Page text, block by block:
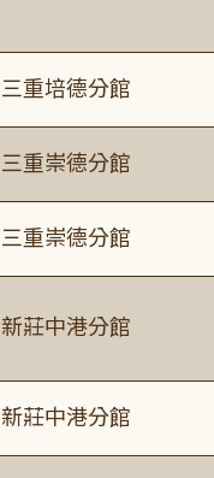
三重培德分館
三重崇德分館
三重崇德分館
新莊中港分館
新莊中港分館